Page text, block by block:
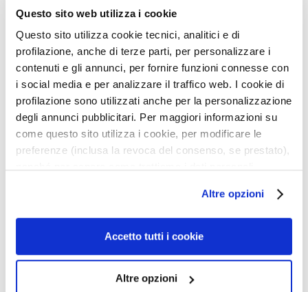
Questo sito web utilizza i cookie
Questo sito utilizza cookie tecnici, analitici e di
profilazione, anche di terze parti, per personalizzare i
contenuti e gli annunci, per fornire funzioni connesse con
i social media e per analizzare il traffico web. I cookie di
profilazione sono utilizzati anche per la personalizzazione
degli annunci pubblicitari. Per maggiori informazioni su
come questo sito utilizza i cookie, per modificare le
preferenze (inclusa la revoca del consenso, se prestato),
l’informativa cookie completa e l’informativa privacy
disponibiliqui. Le ricordiamo che, qualora clicchi su
“Utilizza solo i cookie necessari”, non sarà installato
quelli tecnici. Cliccando su “Accetto tutti i cookie”,
presterà il consenso all’installazione di tutti i cookie
Altre opzioni
Accetto tutti i cookie
Altre opzioni
e
s
i
c
h
t
s
r
e
i
n
u
PROFESSIONALE
KAJALSTIFT
Weicher und cremiger
DOPPELSTIFTSPITZER
13,50 €